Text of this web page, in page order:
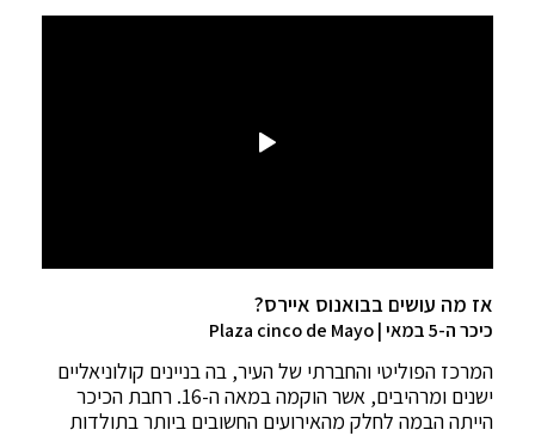
אז מה עושים בבואנוס איירס?
כיכר ה-5 במאי | Plaza cinco de Mayo
המרכז הפוליטי והחברתי של העיר, בה בניינים קולוניאליים
ישנים ומרהיבים, אשר הוקמה במאה ה-16. רחבת הכיכר
הייתה הבמה לחלק מהאירועים החשובים ביותר בתולדות